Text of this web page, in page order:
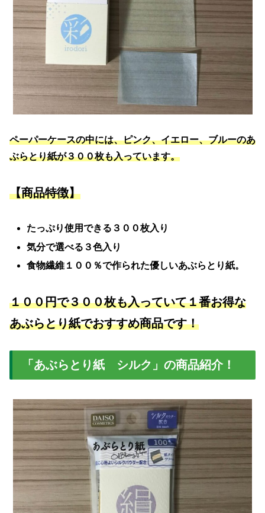
ペーパーケースの中には、ピンク、イエロー、ブルーのあ
ぶらとり紙が３００枚も入っています。
【商品特徴】
たっぷり使用できる３００枚入り
気分で選べる３色入り
食物繊維１００％で作られた優しいあぶらとり紙。
１００円で３００枚も入っていて１番お得な
あぶらとり紙でおすすめ商品です！
「あぶらとり紙 シルク」の商品紹介！